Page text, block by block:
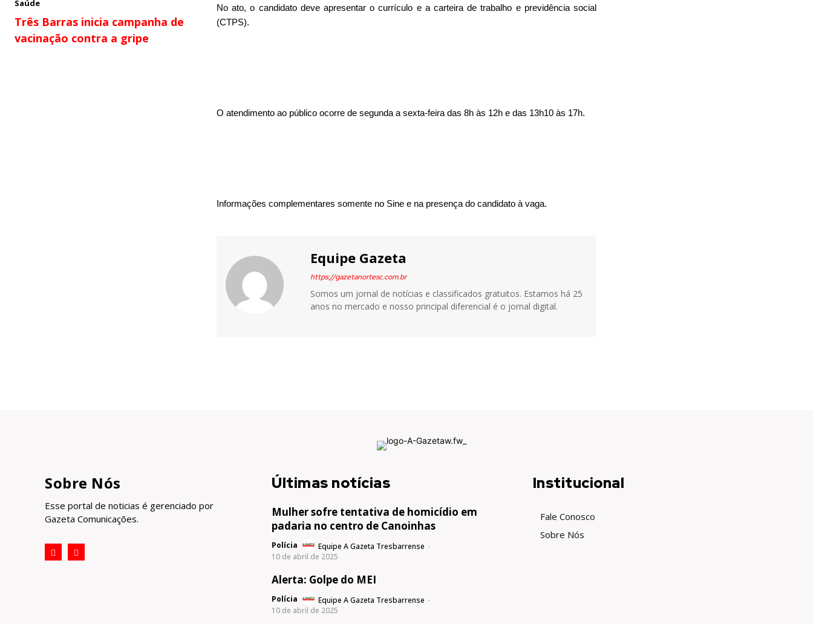
Saúde
Três Barras inicia campanha de
vacinação contra a gripe
No ato, o candidato deve apresentar o currículo e a carteira de trabalho e previdência social
(CTPS).
O atendimento ao público ocorre de segunda a sexta-feira das 8h às 12h e das 13h10 às 17h.
Informações complementares somente no Sine e na presença do candidato à vaga.
Equipe Gazeta
https://gazetanortesc.com.br
Somos um jornal de notícias e classificados gratuitos. Estamos há 25
anos no mercado e nosso principal diferencial é o jornal digital.
Sobre Nós
Esse portal de noticias é gerenciado por
Gazeta Comunicações.
Últimas notícias
Mulher sofre tentativa de homicídio em
padaria no centro de Canoinhas
Polícia Equipe A Gazeta Tresbarrense -
10 de abril de 2025
Alerta: Golpe do MEI
Polícia Equipe A Gazeta Tresbarrense -
10 de abril de 2025
Institucional
Fale Conosco
Sobre Nós